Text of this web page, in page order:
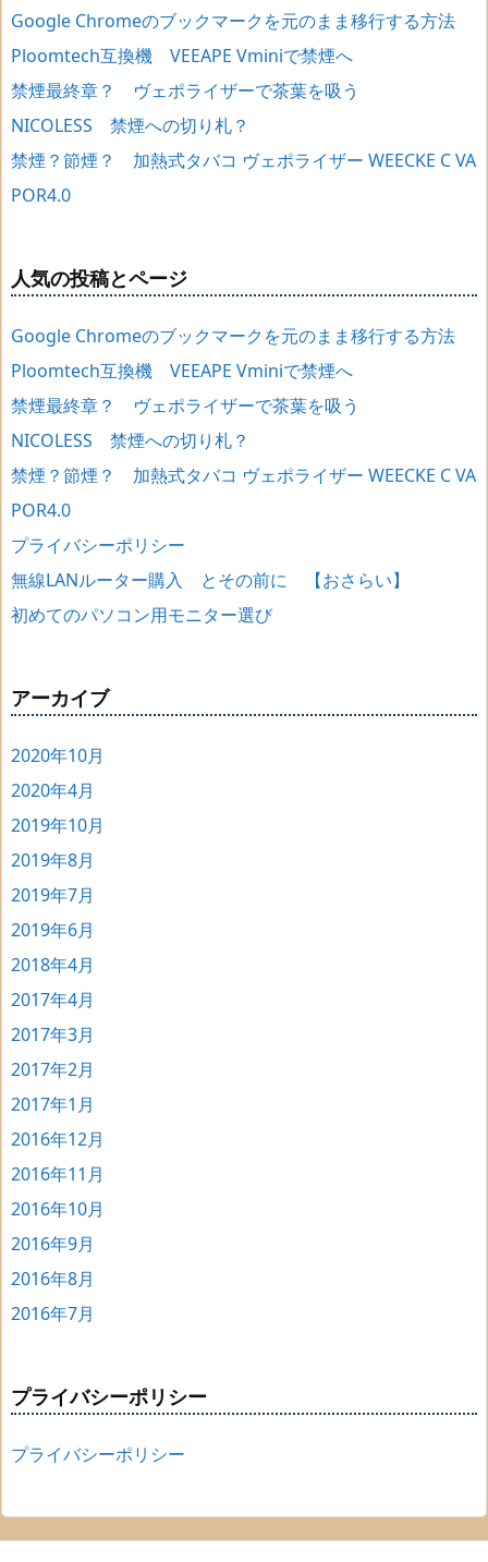
Google Chromeのブックマークを元のまま移行する方法
Ploomtech互換機 VEEAPE Vminiで禁煙へ
禁煙最終章？ ヴェポライザーで茶葉を吸う
NICOLESS 禁煙への切り札？
禁煙？節煙？ 加熱式タバコ ヴェポライザー WEECKE C VA
POR4.0
人気の投稿とページ
Google Chromeのブックマークを元のまま移行する方法
Ploomtech互換機 VEEAPE Vminiで禁煙へ
禁煙最終章？ ヴェポライザーで茶葉を吸う
NICOLESS 禁煙への切り札？
禁煙？節煙？ 加熱式タバコ ヴェポライザー WEECKE C VA
POR4.0
プライバシーポリシー
無線LANルーター購入 とその前に 【おさらい】
初めてのパソコン用モニター選び
アーカイブ
2020年10月
2020年4月
2019年10月
2019年8月
2019年7月
2019年6月
2018年4月
2017年4月
2017年3月
2017年2月
2017年1月
2016年12月
2016年11月
2016年10月
2016年9月
2016年8月
2016年7月
プライバシーポリシー
プライバシーポリシー